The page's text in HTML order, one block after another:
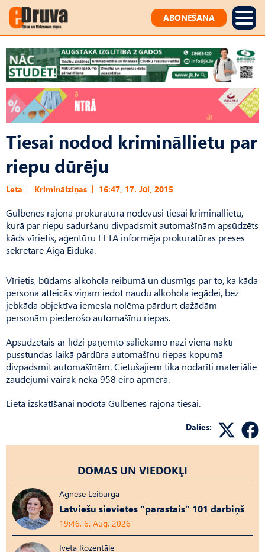
ABONĒŠANA
Tiesai nodod krimināllietu par
riepu dūrēju
Leta Kriminālziņas 16:47, 17. Jūl, 2015
Gulbenes rajona prokuratūra nodevusi tiesai krimināllietu,
kurā par riepu saduršanu divpadsmit automašīnām apsūdzēts
kāds vīrietis, aģentūru LETA informēja prokuratūras preses
sekretāre Aiga Eiduka.
Vīrietis, būdams alkohola reibumā un dusmīgs par to, ka kāda
persona atteicās viņam iedot naudu alkohola iegādei, bez
jebkāda objektīva iemesla nolēma pārdurt dažādām
personām piederošo automašīnu riepas.
Apsūdzētais ar līdzi paņemto saliekamo nazi vienā naktī
pusstundas laikā pārdūra automašīnu riepas kopumā
divpadsmit automašīnām. Cietušajiem tika nodarīti materiālie
zaudējumi vairāk nekā 958 eiro apmērā.
Lieta izskatīšanai nodota Gulbenes rajona tiesai.
Dalies:
DOMAS UN VIEDOKĻI
Agnese Leiburga
Latviešu sievietes “parastais” 101 darbiņš
19:46, 6. Aug, 2026
Iveta Rozentāle